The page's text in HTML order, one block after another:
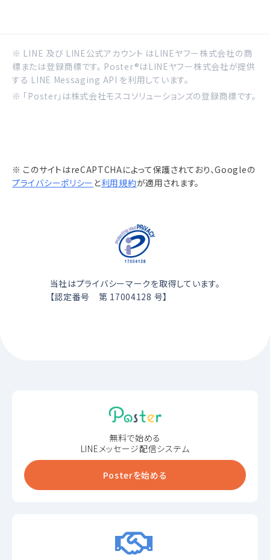
※ LINE 及び LINE公式アカウント はLINEヤフー株式会社の商
標または登録商標です。 Poster®はLINEヤフー株式会社が提供
する LINE Messaging API を利用しています。
※ 「Poster」は株式会社モスコソリューションズの登録商標です。
※ このサイトはreCAPTCHAによって保護されており、Googleの
プライバシーポリシー と利用規約が適用されます。
当社はプライバシーマークを取得しています。
【認定番号 第 17004128 号】
無料で始める
LINEメッセージ配信システム
Posterを始める